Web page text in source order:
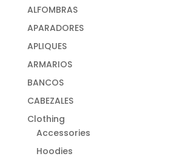
ALFOMBRAS
APARADORES
APLIQUES
ARMARIOS
BANCOS
CABEZALES
Clothing
Accessories
Hoodies